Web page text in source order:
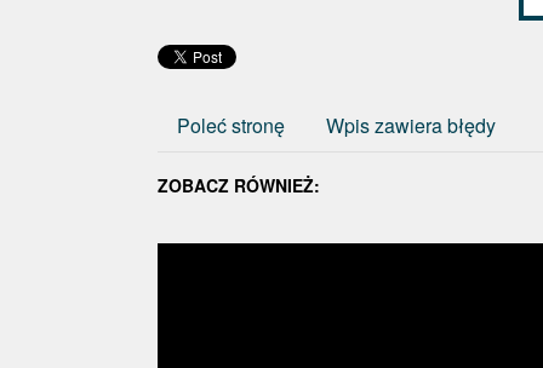
Poleć stronę Wpis zawiera błędy
ZOBACZ RÓWNIEŻ: